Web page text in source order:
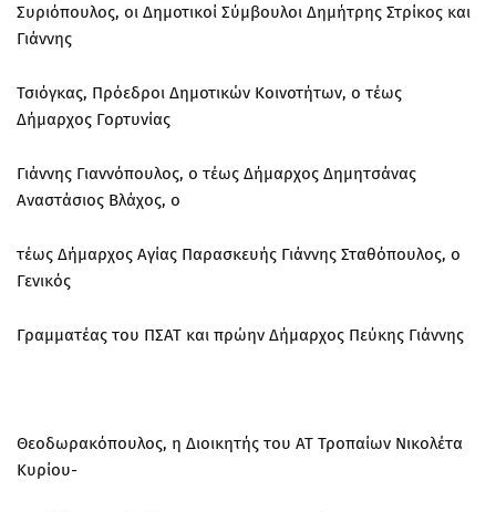
Συριόπουλος, οι Δημοτικοί Σύμβουλοι Δημήτρης Στρίκος και
Γιάννης
Τσιόγκας, Πρόεδροι Δημοτικών Κοινοτήτων, ο τέως
Δήμαρχος Γορτυνίας
Γιάννης Γιαννόπουλος, ο τέως Δήμαρχος Δημητσάνας
Αναστάσιος Βλάχος, ο
τέως Δήμαρχος Αγίας Παρασκευής Γιάννης Σταθόπουλος, ο
Γενικός
Γραμματέας του ΠΣΑΤ και πρώην Δήμαρχος Πεύκης Γιάννης
Θεοδωρακόπουλος, η Διοικητής του ΑΤ Τροπαίων Νικολέτα
Κυρίου-